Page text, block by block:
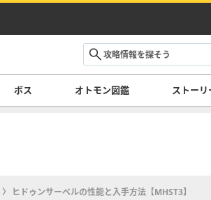
ボス オトモン図鑑 ストーリ
ヒドゥンサーベルの性能と入手方法【MHST3】